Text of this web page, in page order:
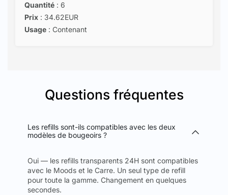
Quantité : 6
Prix : 34.62EUR
Usage : Contenant
Questions fréquentes
Les refills sont-ils compatibles avec les deux
modèles de bougeoirs ?
Oui — les refills transparents 24H sont compatibles
avec le Moods et le Carre. Un seul type de refill
pour toute la gamme. Changement en quelques
secondes.